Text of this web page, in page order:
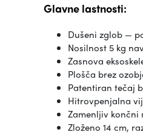
Glavne lastnosti:
Dušeni zglob —
Nosilnost 5 kg
Zasnova
Plošča brez
Patentiran tečaj
Hitrovpenjalna
Zamenljiv končni
Zloženo 14 cm,